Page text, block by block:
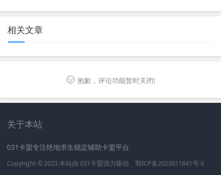
相关文章
抱歉，评论功能暂时关闭!
关于本站
031卡盟专注绝地求生稳定辅助卡盟平台
Copyright © 2023 本站由 031卡盟强力驱动 鄂ICP备2023011641号-6